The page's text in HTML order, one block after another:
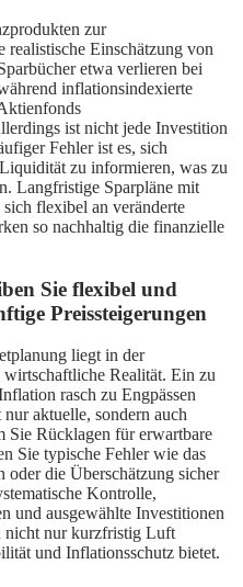
zur
realistische Einschätzung von
etwa verlieren bei
inflationsindexierte
ist nicht jede Investition
Fehler ist es, sich
zu informieren, was zu
Langfristige Sparpläne mit
flexibel an veränderte
so nachhaltig die finanzielle
Sie flexibel und
Preissteigerungen
liegt in der
Realität. Ein zu
rasch zu Engpässen
aktuelle, sondern auch
Sie Rücklagen für erwartbare
Sie typische Fehler wie das
oder die Überschätzung sicher
Kontrolle,
und ausgewählte Investitionen
nicht nur kurzfristig Luft
und Inflationsschutz bietet.